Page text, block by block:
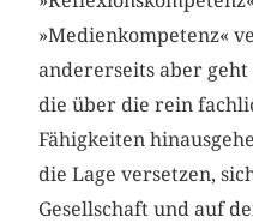
»Medienkompetenz«
andererseits aber
die über die rein
Fähigkeiten
die Lage versetzen,
Gesellschaft und auf